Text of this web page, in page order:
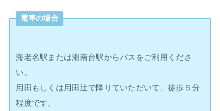
電車の場合
海老名駅または湘南台駅からバスをご利用くださ
い。
用田もしくは用田辻で降りていただいて、徒歩５分
程度です。